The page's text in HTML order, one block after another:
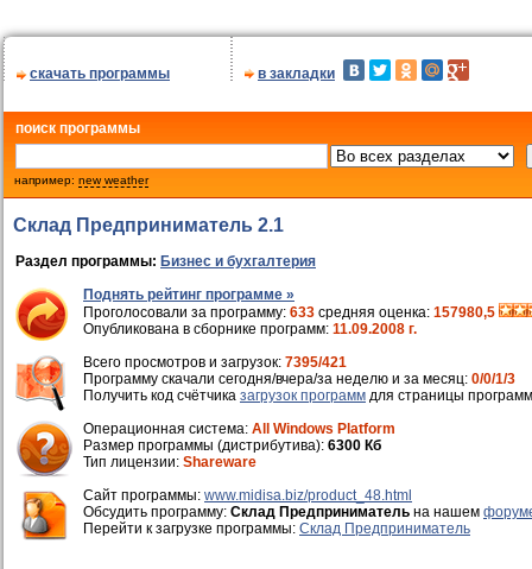
скачать программы в закладки
поиск программы
например: new weather
Склад Предприниматель 2.1
Раздел программы: Бизнес и бухгалтерия
Поднять рейтинг программе »
Проголосовали за программу: 633 средняя оценка: 157980,5
Опубликована в сборнике программ: 11.09.2008 г.
Всего просмотров и загрузок: 7395/421
Программу скачали сегодня/вчера/за неделю и за месяц: 0/0/1/3
Получить код счётчика загрузок программ для страницы
Операционная система: All Windows Platform
Размер программы (дистрибутива): 6300 Кб
Тип лицензии: Shareware
Cайт программы: www.midisa.biz/product_48.html
Обсудить программу: Склад Предприниматель на нашем
Перейти к загрузке программы: Склад Предприниматель